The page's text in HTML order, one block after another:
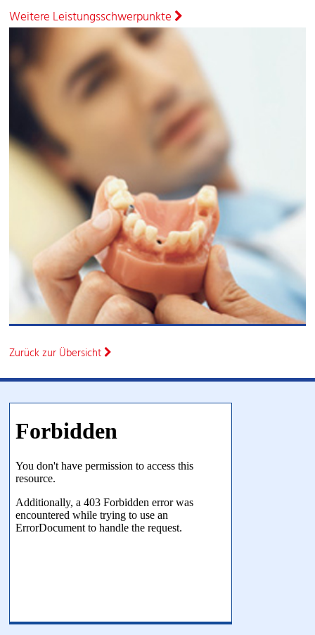
Weitere Leistungsschwerpunkte
Zurück zur Übersicht